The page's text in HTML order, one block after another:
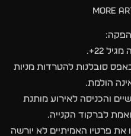
More
22+.
סובלנות להטרדות מניות
הולמת.
והכניסה לאירוע מותנת
לברקוד הקנייה.
פרטיו האמיתיים לא יורשה